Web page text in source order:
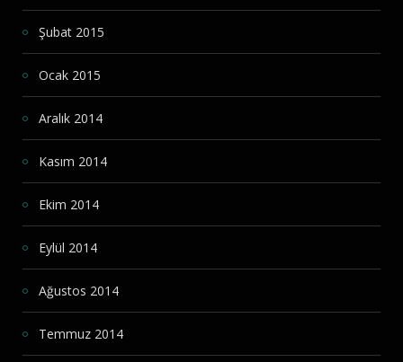
Şubat 2015
Ocak 2015
Aralık 2014
Kasım 2014
Ekim 2014
Eylül 2014
Ağustos 2014
Temmuz 2014